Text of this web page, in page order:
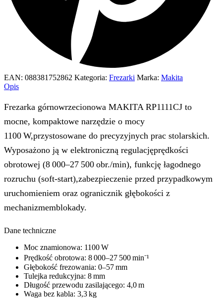
EAN: 088381752862 Kategoria: Frezarki Marka: Makita
Opis
Frezarka górnowrzecionowa MAKITA RP1111CJ to
mocne, kompaktowe narzędzie o mocy
1100 W,przystosowane do precyzyjnych prac stolarskich.
Wyposażono ją w elektroniczną regulacjęprędkości
obrotowej (8 000–27 500 obr./min), funkcję łagodnego
rozruchu (soft‑start),zabezpieczenie przed przypadkowym
uruchomieniem oraz ogranicznik głębokości z
mechanizmemblokady.
Dane techniczne
Moc znamionowa: 1100 W
Prędkość obrotowa: 8 000–27 500 min⁻¹
Głębokość frezowania: 0–57 mm
Tulejka redukcyjna: 8 mm
Długość przewodu zasilającego: 4,0 m
Waga bez kabla: 3,3 kg